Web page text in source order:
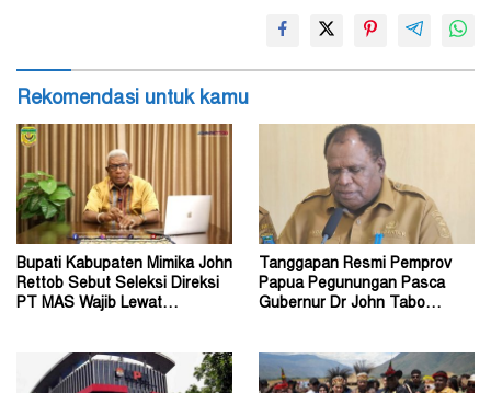
Rekomendasi untuk kamu
Bupati Kabupaten Mimika John
Rettob Sebut Seleksi Direksi
PT MAS Wajib Lewat
Tanggapan Resmi Pemprov
Papua Pegunungan Pasca
Gubernur Dr John Tabo